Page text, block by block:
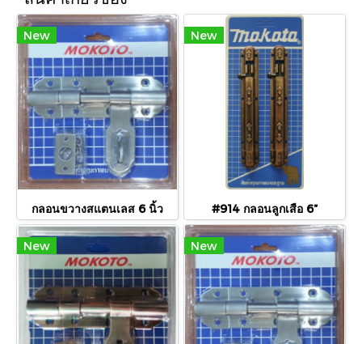
New
กลอนขวางสแตนเลส 6 นิ้ว
New
#914 กลอนลูกเสือ 6”
New New